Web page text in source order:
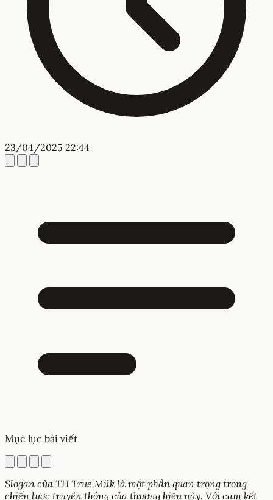
23/04/2025 22:44
Mục lục bài viết
Slogan của TH True Milk là một phần quan trọng trong
chiến lược truyền thông của thương hiệu này. Với cam kết